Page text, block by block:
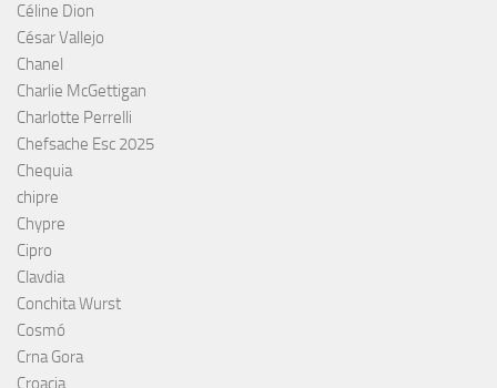
Céline Dion
César Vallejo
Chanel
Charlie McGettigan
Charlotte Perrelli
Chefsache Esc 2025
Chequia
chipre
Chypre
Cipro
Clavdia
Conchita Wurst
Cosmó
Crna Gora
Croacia